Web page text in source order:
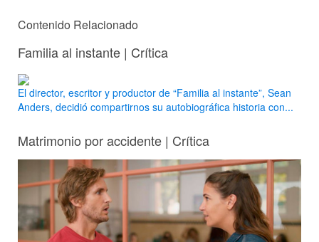
Contenido Relacionado
Familia al instante | Crítica
El director, escritor y productor de “Familia al instante”, Sean
Anders, decidió compartirnos su autobiográfica historia con...
Matrimonio por accidente | Crítica